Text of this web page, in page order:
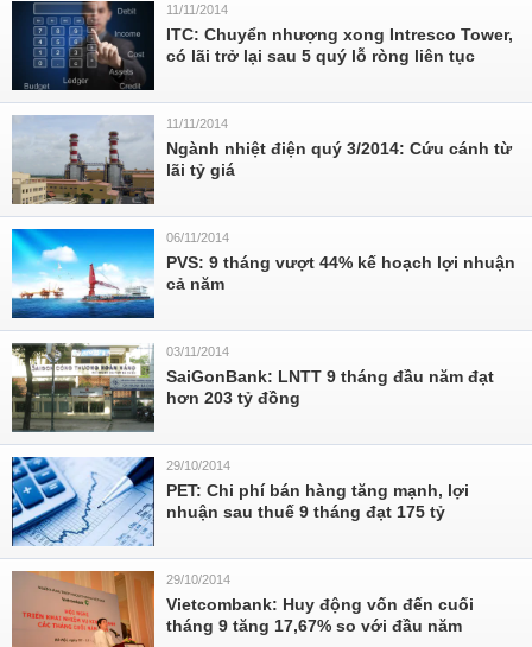
11/11/2014
ITC: Chuyển nhượng xong Intresco Tower,
có lãi trở lại sau 5 quý lỗ ròng liên tục
11/11/2014
Ngành nhiệt điện quý 3/2014: Cứu cánh từ
lãi tỷ giá
06/11/2014
PVS: 9 tháng vượt 44% kế hoạch lợi nhuận
cả năm
03/11/2014
SaiGonBank: LNTT 9 tháng đầu năm đạt
hơn 203 tỷ đồng
29/10/2014
PET: Chi phí bán hàng tăng mạnh, lợi
nhuận sau thuế 9 tháng đạt 175 tỷ
29/10/2014
Vietcombank: Huy động vốn đến cuối
tháng 9 tăng 17,67% so với đầu năm